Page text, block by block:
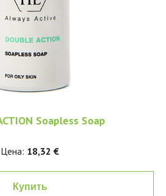
Soapless Soap
Цена: 18,32 €
Купить